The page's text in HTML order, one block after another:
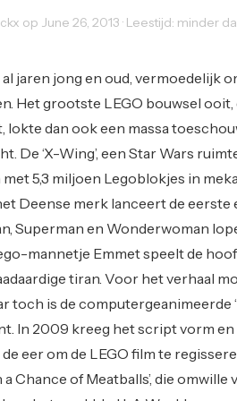
op June 26, 2013 · Leestijd: minder
al jaren jong en oud, vermoedelijk
Het grootste LEGO bouwsel
lokte dan ook een massa
De ‘X-Wing’, een Star Wars
5,3 miljoen Legoblokjes in
Deense merk lanceert de eerste
Superman en Wonderwoman
mannetje Emmet speelt de
tiran. Voor het verhaal
toch is de computergeanimeerde
In 2009 kreeg het script vorm
eer om de LEGO film te
a Chance of Meatballs’, die